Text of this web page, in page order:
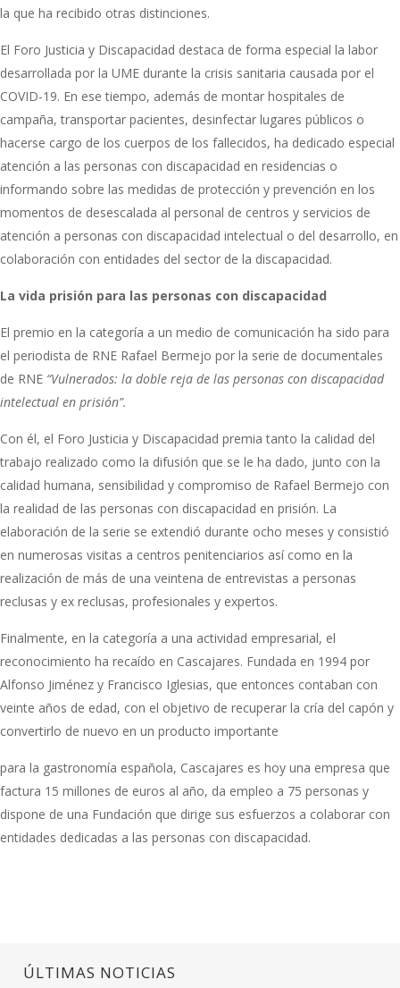
la que ha recibido otras distinciones.
El Foro Justicia y Discapacidad destaca de forma especial la labor
desarrollada por la UME durante la crisis sanitaria causada por el
COVID-19. En ese tiempo, además de montar hospitales de
campaña, transportar pacientes, desinfectar lugares públicos o
hacerse cargo de los cuerpos de los fallecidos, ha dedicado especial
atención a las personas con discapacidad en residencias o
informando sobre las medidas de protección y prevención en los
momentos de desescalada al personal de centros y servicios de
atención a personas con discapacidad intelectual o del desarrollo, en
colaboración con entidades del sector de la discapacidad.
La vida prisión para las personas con discapacidad
El premio en la categoría a un medio de comunicación ha sido para
el periodista de RNE Rafael Bermejo por la serie de documentales
de RNE “Vulnerados: la doble reja de las personas con discapacidad
intelectual en prisión”.
Con él, el Foro Justicia y Discapacidad premia tanto la calidad del
trabajo realizado como la difusión que se le ha dado, junto con la
calidad humana, sensibilidad y compromiso de Rafael Bermejo con
la realidad de las personas con discapacidad en prisión. La
elaboración de la serie se extendió durante ocho meses y consistió
en numerosas visitas a centros penitenciarios así como en la
realización de más de una veintena de entrevistas a personas
reclusas y ex reclusas, profesionales y expertos.
Finalmente, en la categoría a una actividad empresarial, el
reconocimiento ha recaído en Cascajares. Fundada en 1994 por
Alfonso Jiménez y Francisco Iglesias, que entonces contaban con
veinte años de edad, con el objetivo de recuperar la cría del capón y
convertirlo de nuevo en un producto importante
para la gastronomía española, Cascajares es hoy una empresa que
factura 15 millones de euros al año, da empleo a 75 personas y
dispone de una Fundación que dirige sus esfuerzos a colaborar con
entidades dedicadas a las personas con discapacidad.
ÚLTIMAS NOTICIAS